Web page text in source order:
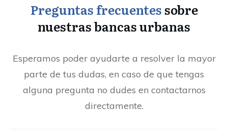
Preguntas frecuentessobre
nuestras bancas urbanas
Esperamos poder ayudarte a resolver la mayor
parte de tus dudas, en caso de que tengas
alguna pregunta no dudes en contactarnos
directamente.